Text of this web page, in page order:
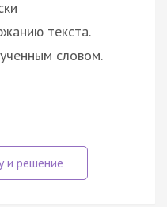
текста.
словом.